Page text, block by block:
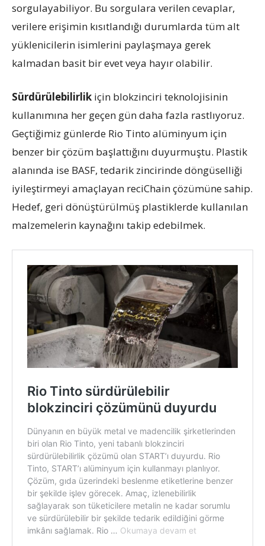
sorgulayabiliyor. Bu sorgulara verilen cevaplar,
verilere erişimin kısıtlandığı durumlarda tüm alt
yüklenicilerin isimlerini paylaşmaya gerek
kalmadan basit bir evet veya hayır olabilir.
Sürdürülebilirlik için blokzinciri teknolojisinin
kullanımına her geçen gün daha fazla rastlıyoruz.
Geçtiğimiz günlerde Rio Tinto alüminyum için
benzer bir çözüm başlattığını duyurmuştu. Plastik
alanında ise BASF, tedarik zincirinde döngüselliği
iyileştirmeyi amaçlayan reciChain çözümüne sahip.
Hedef, geri dönüştürülmüş plastiklerde kullanılan
malzemelerin kaynağını takip edebilmek.